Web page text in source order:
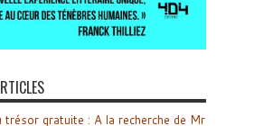
trésor gratuite : A la recherche de Mr